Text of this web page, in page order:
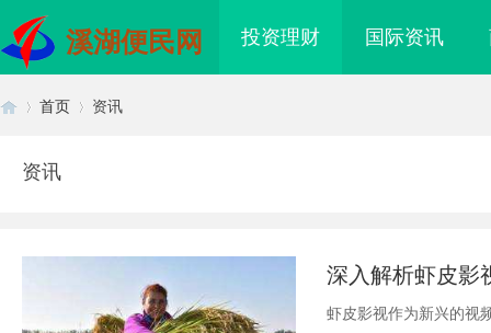
溪湖便民网 投资理财 国际资讯
首页 资讯
资讯
深入解析虾皮影
虾皮影视作为新兴的视